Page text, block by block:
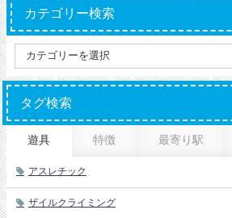
カテゴリー検索
タグ検索
遊具 特徴 最寄り駅
アスレチック
ザイルクライミング